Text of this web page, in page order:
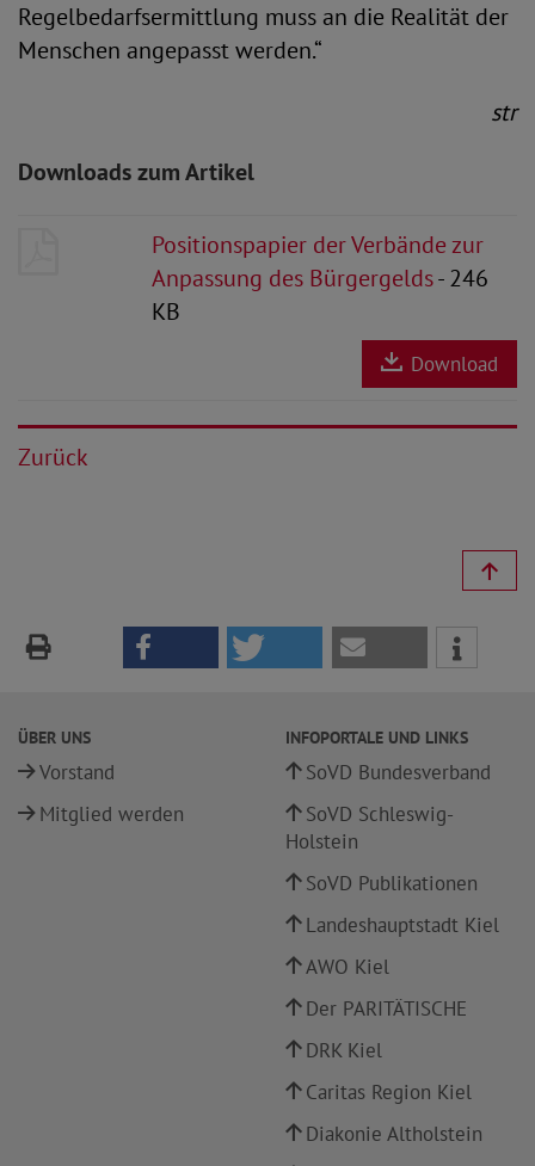
Regelbedarfsermittlung muss an die Realität der
Menschen angepasst werden.“
str
Downloads zum Artikel
Positionspapier der Verbände zur
Anpassung des Bürgergelds- 246
KB
Download
Zurück
ÜBER UNS
Vorstand
Mitglied werden
INFOPORTALE UND LINKS
SoVD Bundesverband
SoVD Schleswig-
Holstein
SoVD Publikationen
Landeshauptstadt Kiel
AWO Kiel
Der PARITÄTISCHE
DRK Kiel
Caritas Region Kiel
Diakonie Altholstein